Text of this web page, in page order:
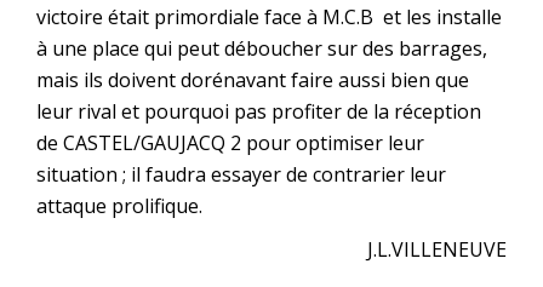
victoire était primordiale face à M.C.B et les installe
à une place qui peut déboucher sur des barrages,
mais ils doivent dorénavant faire aussi bien que
leur rival et pourquoi pas profiter de la réception
de CASTEL/GAUJACQ 2 pour optimiser leur
situation ; il faudra essayer de contrarier leur
attaque prolifique.
J.L.VILLENEUVE